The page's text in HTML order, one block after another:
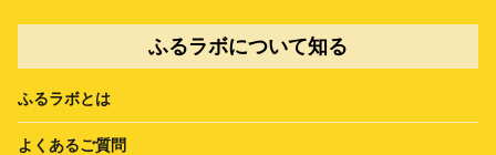
ふるラボについて知る
ふるラボとは
よくあるご質問